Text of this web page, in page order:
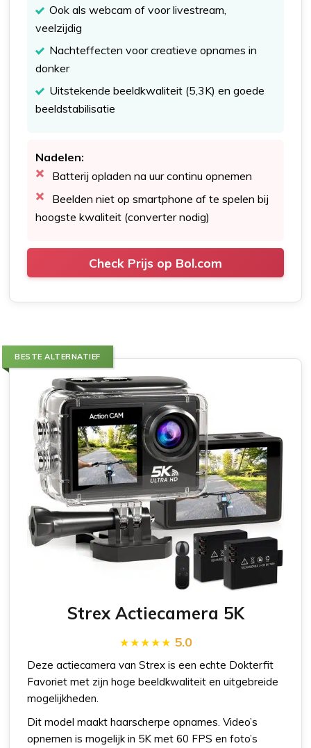
Ook als webcam of voor livestream,
veelzijdig
Nachteffecten voor creatieve opnames in
donker
Uitstekende beeldkwaliteit (5,3K) en goede
beeldstabilisatie
Nadelen:
Batterij opladen na uur continu opnemen
Beelden niet op smartphone af te spelen bij
hoogste kwaliteit (converter nodig)
Check Prijs op Bol.com
BESTE ALTERNATIEF
Strex Actiecamera 5K
5.0
Deze actiecamera van Strex is een echte Dokterfit
Favoriet met zijn hoge beeldkwaliteit en uitgebreide
mogelijkheden.
Dit model maakt haarscherpe opnames. Video’s
opnemen is mogelijk in 5K met 60 FPS en foto’s